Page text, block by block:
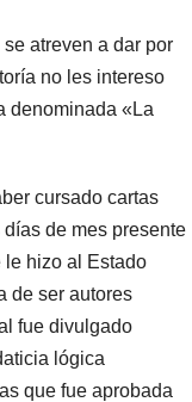
atreven a dar por
no les intereso
denominada «La
cursado cartas
de mes presente
le hizo al Estado
de ser autores
fue divulgado
lógica
que fue aprobada